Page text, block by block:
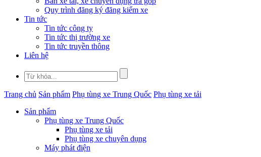
Quy trình đăng ký đăng kiểm xe
Tin tức
Tin tức công ty
Tin tức thị trường xe
Tin tức truyền thông
Liên hệ
Trang chủ Sản phẩm Phụ tùng xe Trung Quốc Phụ tùng xe tải
Sản phẩm
Phụ tùng xe Trung Quốc
Phụ tùng xe tải
Phụ tùng xe chuyên dụng
Máy phát điện